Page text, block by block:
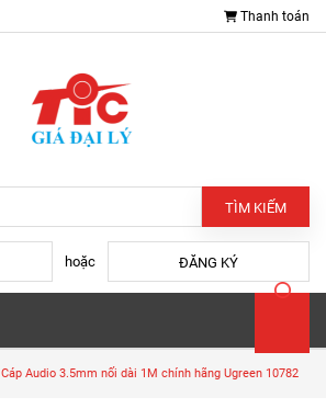
Thanh toán
TÌM KIẾM
hoặc ĐĂNG KÝ
Cáp Audio 3.5mm nối dài 1M chính hãng Ugreen 10782